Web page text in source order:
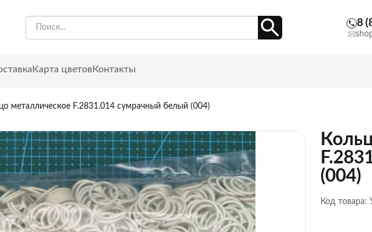
8
Карта цветовКонтакты
металлическое F.2831.014 сумрачный белый (004)
(004)
Код товара: